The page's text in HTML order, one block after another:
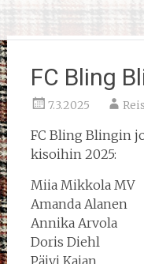
content
FC Bling
7.3.2025
FC Bling Blingin
kisoihin 2025:
Miia Mikkola MV
Amanda Alanen
Annika Arvola
Doris Diehl
Päivi Kajan